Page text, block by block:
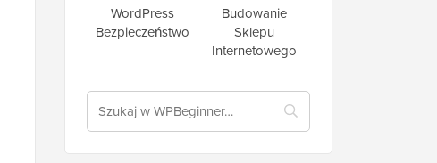
WordPress
Bezpieczeństwo
Budowanie
Sklepu
Internetowego